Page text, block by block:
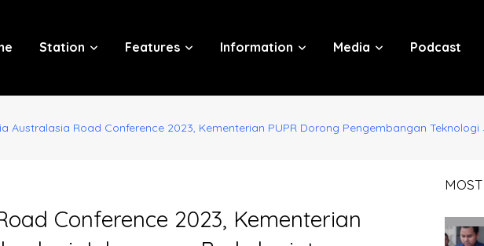
Station Features Information Media Podcast
Australasia Road Conference 2023, Kementerian PUPR Dorong Pengembangan
Conference 2023, Kementerian